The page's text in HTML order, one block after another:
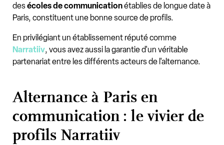
desécoles de communicationétablies de longue date à
Paris, constituent une bonne source de profils.
En privilégiant un établissement réputé comme
Narratiiv, vous avez aussi la garantie d'un véritable
partenariat entre les différents acteurs de l'alternance.
Alternance à Paris en
communication : le vivier de
profils Narratiiv